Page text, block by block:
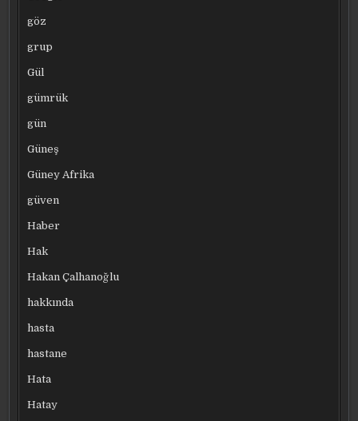
göz
grup
Gül
gümrük
gün
Güneş
Güney Afrika
güven
Haber
Hak
Hakan Çalhanoğlu
hakkında
hasta
hastane
Hata
Hatay